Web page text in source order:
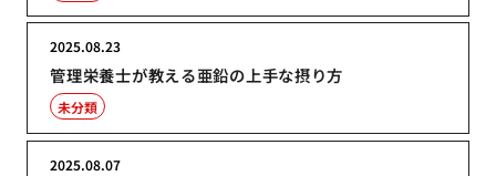
管理栄養士が教える亜鉛の上手な摂り方
2025.08.23
未分類
2025.08.07